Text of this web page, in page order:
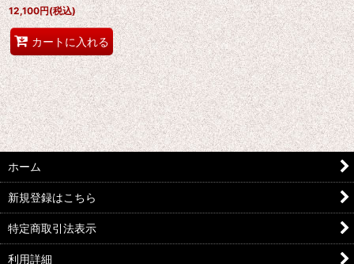
12,100円(税込)
カートに入れる
ホーム
新規登録はこちら
特定商取引法表示
利用詳細